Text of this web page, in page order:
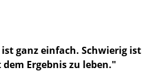
ganz einfach. Schwierig ist
Ergebnis zu leben."